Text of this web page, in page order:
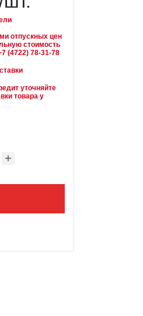
отпускных цен
стоимость
уточняйте
товара у